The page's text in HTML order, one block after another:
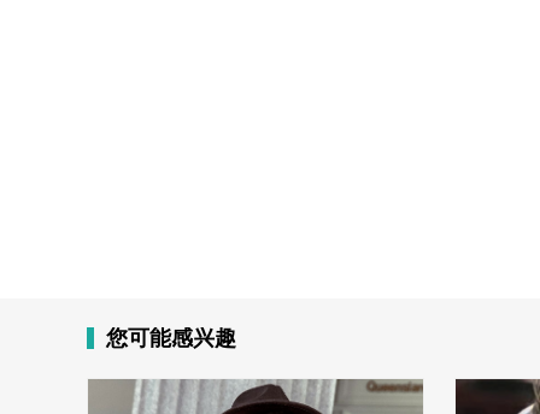
您可能感兴趣